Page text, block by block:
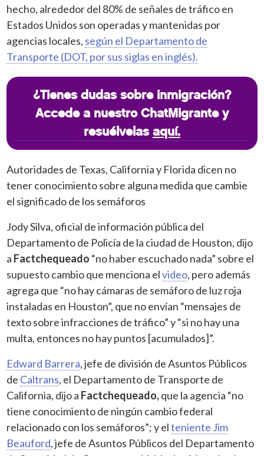
hecho, alrededor del 80% de señales de tráfico en
Estados Unidos son operadas y mantenidas por
agencias locales, según el Departamento de
Transporte (DOT, por sus siglas en inglés).
¿Tienes dudas sobre inmigración?
Accede a nuestro ChatMigrante y
resuélvelasaquí.
Autoridades de Texas, California y Florida dicen no
tener conocimiento sobre alguna medida que cambie
el significado de los semáforos
Jody Silva, oficial de información pública del
Departamento de Policía de la ciudad de Houston, dijo
a Factchequeado “no haber escuchado nada” sobre el
supuesto cambio que menciona elvideo, pero además
agrega que “no hay cámaras de semáforo de luz roja
instaladas en Houston”, que no envían “mensajes de
texto sobre infracciones de tráfico” y “si no hay una
multa, entonces no hay puntos [acumulados]”.
Edward Barrera, jefe de división de Asuntos Públicos
de Caltrans, el Departamento de Transporte de
California, dijo a Factchequeado,que la agencia “no
tiene conocimiento de ningún cambio federal
relacionado con los semáforos”; y elteniente Jim
Beauford, jefe de Asuntos Públicos del Departamento